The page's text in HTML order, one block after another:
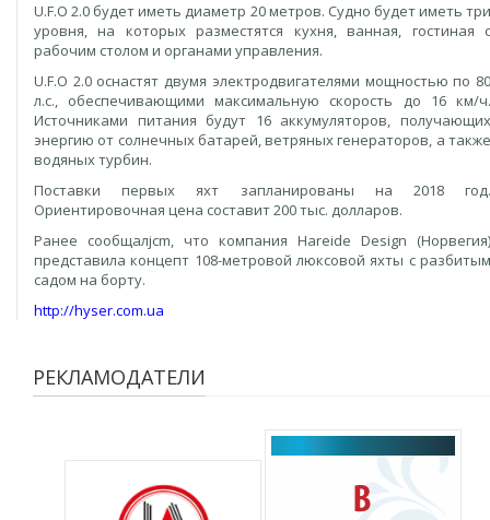
U.F.O 2.0 будет иметь диаметр 20 метров. Судно будет иметь три
уровня, на которых разместятся кухня, ванная, гостиная с
рабочим столом и органами управления.
U.F.O 2.0 оснастят двумя электродвигателями мощностью по 80
л.с., обеспечивающими максимальную скорость до 16 км/ч.
Источниками питания будут 16 аккумуляторов, получающих
энергию от солнечных батарей, ветряных генераторов, а также
водяных турбин.
Поставки первых яхт запланированы на 2018 год.
Ориентировочная цена составит 200 тыс. долларов.
Ранее сообщалjcm, что компания Hareide Design (Норвегия)
представила концепт 108-метровой люксовой яхты с разбитым
садом на борту.
http://hyser.com.ua
РЕКЛАМОДАТЕЛИ